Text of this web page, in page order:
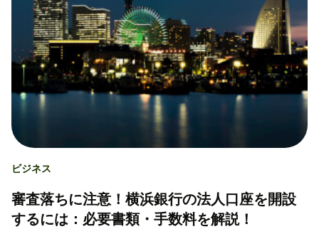
ビジネス
審査落ちに注意！横浜銀行の法人口座を開設
するには：必要書類・手数料を解説！